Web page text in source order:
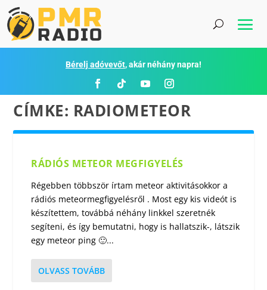
Bérelj adóvevőt, akár néhány napra!
CÍMKE: RADIOMETEOR
RÁDIÓS METEOR MEGFIGYELÉS
Régebben többször írtam meteor aktivitásokkor a
rádiós meteormegfigyelésről . Most egy kis videót is
készítettem, továbbá néhány linkkel szeretnék
segíteni, és így bemutatni, hogy is hallatszik-, látszik
egy meteor ping 🙂...
OLVASS TOVÁBB